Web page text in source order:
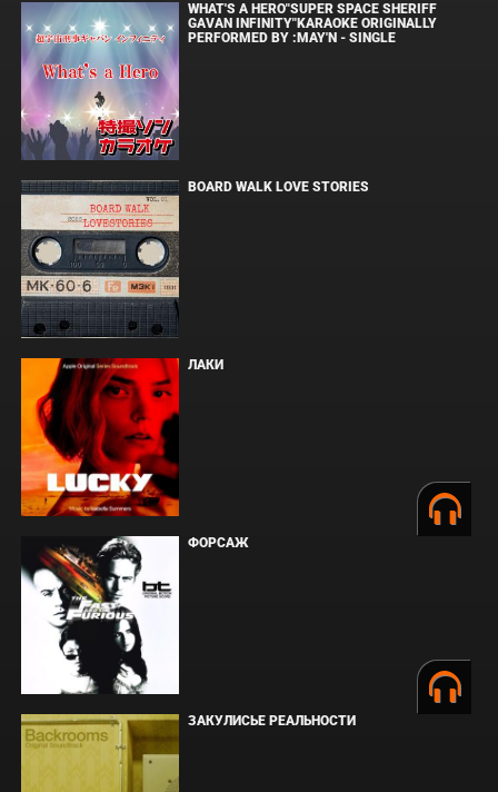
WHAT'S A HERO"SUPER SPACE SHERIFF
GAVAN INFINITY"KARAOKE ORIGINALLY
PERFORMED BY :MAY'N - SINGLE
BOARD WALK LOVE STORIES
ЛАКИ
ФОРСАЖ
ЗАКУЛИСЬЕ РЕАЛЬНОСТИ